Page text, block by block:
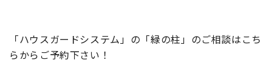
「ハウスガードシステム」の「緑の柱」のご相談はこち
らからご予約下さい！